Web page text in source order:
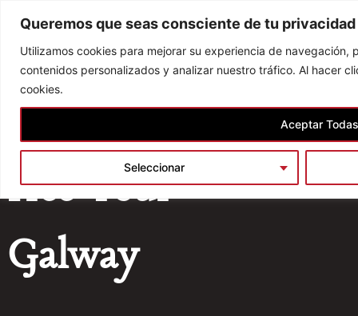
Queremos que seas consciente de tu privacidad
Utilizamos cookies para mejorar su experiencia de navegación,
contenidos personalizados y analizar nuestro tráfico. Al hacer
cookies.
Seleccionar
Aceptar Todas
content
Free Tour
Galway